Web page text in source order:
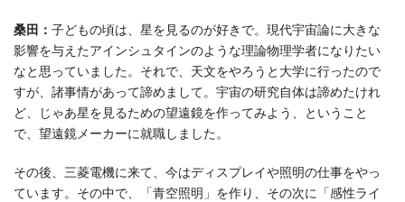
桑田： 子どもの頃は、星を見るのが好きで。現代宇宙論に大きな
影響を与えたアインシュタインのような理論物理学者になりたい
なと思っていました。それで、天文をやろうと大学に行ったので
すが、諸事情があって諦めまして。宇宙の研究自体は諦めたけれ
ど、じゃあ星を見るための望遠鏡を作ってみよう、ということ
で、望遠鏡メーカーに就職しました。
その後、三菱電機に来て、今はディスプレイや照明の仕事をやっ
ています。その中で、「青空照明」を作り、その次に「感性ライ